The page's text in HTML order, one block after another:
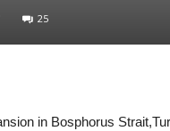
25
in Bosphorus